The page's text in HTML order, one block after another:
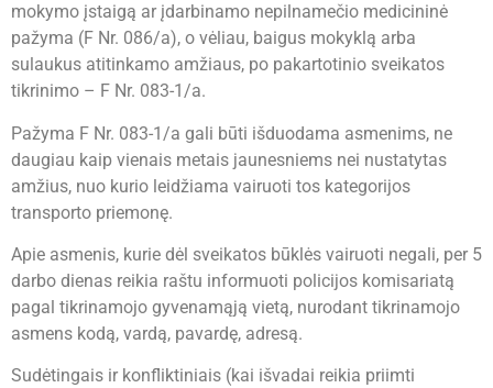
mokymo įstaigą ar įdarbinamo nepilnamečio medicininė
pažyma (F Nr. 086/a), o vėliau, baigus mokyklą arba
sulaukus atitinkamo amžiaus, po pakartotinio sveikatos
tikrinimo – F Nr. 083-1/a.
Pažyma F Nr. 083-1/a gali būti išduodama asmenims, ne
daugiau kaip vienais metais jaunesniems nei nustatytas
amžius, nuo kurio leidžiama vairuoti tos kategorijos
transporto priemonę.
Apie asmenis, kurie dėl sveikatos būklės vairuoti negali, per 5
darbo dienas reikia raštu informuoti policijos komisariatą
pagal tikrinamojo gyvenamąją vietą, nurodant tikrinamojo
asmens kodą, vardą, pavardę, adresą.
Sudėtingais ir konfliktiniais (kai išvadai reikia priimti